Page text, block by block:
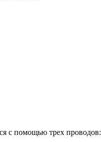
с помощью трех проводов: